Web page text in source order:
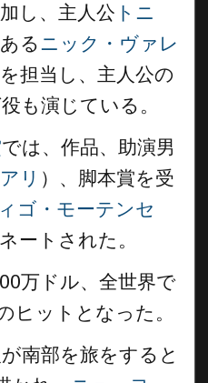
し、主人公 トニ
るニック・ヴァレ
担当し、主人公の
も演じている。
では、作品、助演男
リ ）、脚本賞を受
ゴ・モーテンセ
ートされた。
万ドル、全世界で
ヒットとなった。
南部を旅をすると